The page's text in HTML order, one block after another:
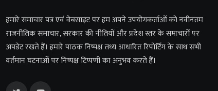
हमारे समाचार पत्र एवं वेबसाइट पर हम अपने उपयोगकर्ताओं को नवीनतम
राजनीतिक समाचार, सरकार की नीतियों और प्रदेश स्तर के समाचारों पर
अपडेट रखते हैं। हमारे पाठक निष्पक्ष तथ्य आधारित रिपोर्टिंग के साथ सभी
वर्तमान घटनाओं पर निष्पक्ष टिप्पणी का अनुभव करते हैं।